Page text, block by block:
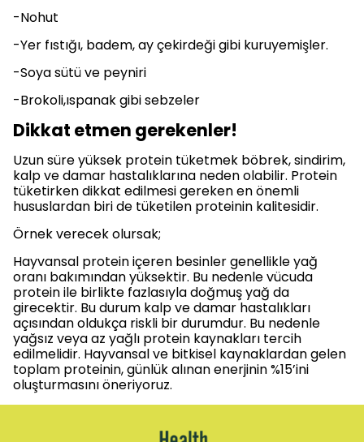
-Nohut
-Yer fıstığı, badem, ay çekirdeği gibi kuruyemişler.
-Soya sütü ve peyniri
-Brokoli,ıspanak gibi sebzeler
Dikkat etmen gerekenler!
Uzun süre yüksek protein tüketmek böbrek, sindirim,
kalp ve damar hastalıklarına neden olabilir. Protein
tüketirken dikkat edilmesi gereken en önemli
hususlardan biri de tüketilen proteinin kalitesidir.
Örnek verecek olursak;
Hayvansal protein içeren besinler genellikle yağ
oranı bakımından yüksektir. Bu nedenle vücuda
protein ile birlikte fazlasıyla doğmuş yağ da
girecektir. Bu durum kalp ve damar hastalıkları
açısından oldukça riskli bir durumdur. Bu nedenle
yağsız veya az yağlı protein kaynakları tercih
edilmelidir. Hayvansal ve bitkisel kaynaklardan gelen
toplam proteinin, günlük alınan enerjinin %15’ini
oluşturmasını öneriyoruz.